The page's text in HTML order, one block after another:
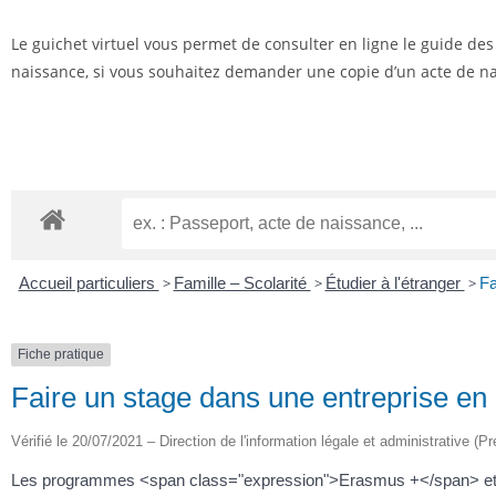
Le guichet virtuel vous permet de consulter en ligne le guide
naissance, si vous souhaitez demander une copie d’un acte de
Accueil particuliers > Famille – Scolarité > Étudier à l'étranger >
Fiche pratique
Faire un stage dans une entreprise en
Vérifié le 20/07/2021 – Direction de l'information légale et administrative
Les programmes <span class="expression">Erasmus +</span>